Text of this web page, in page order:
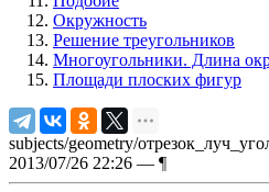
Окружность
Решение треугольников
Многоугольники. Длина
Площади плоских фигур
subjects/geometry/
2013/07/26 22:26 — ¶